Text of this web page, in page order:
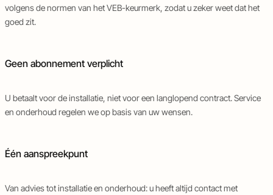
volgens de normen van het VEB-keurmerk, zodat u zeker weet dat het
goed zit.
Geen abonnement verplicht
U betaalt voor de installatie, niet voor een langlopend contract. Service
en onderhoud regelen we op basis van uw wensen.
Één aanspreekpunt
Van advies tot installatie en onderhoud: u heeft altijd contact met